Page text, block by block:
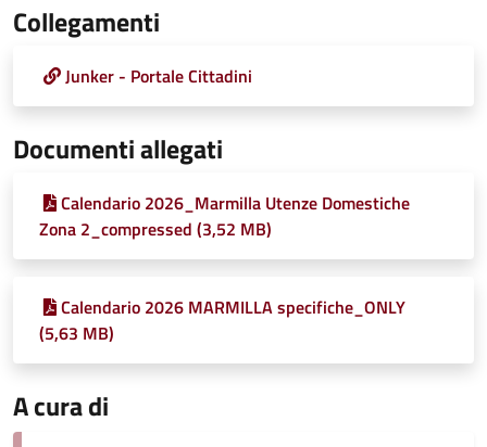
Collegamenti
Junker - Portale Cittadini
Documenti allegati
Calendario 2026_Marmilla Utenze Domestiche
Zona 2_compressed (3,52 MB)
Calendario 2026 MARMILLA specifiche_ONLY
(5,63 MB)
A cura di